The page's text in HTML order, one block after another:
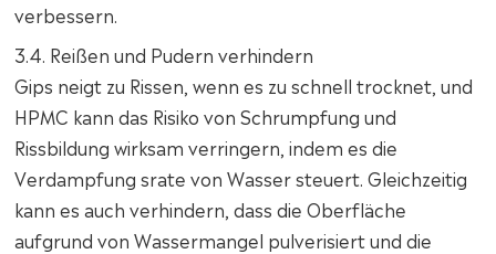
verbessern.
3.4. Reißen und Pudern verhindern
Gips neigt zu Rissen, wenn es zu schnell trocknet, und
HPMC kann das Risiko von Schrumpfung und
Rissbildung wirksam verringern, indem es die
Verdampfung srate von Wasser steuert. Gleichzeitig
kann es auch verhindern, dass die Oberfläche
aufgrund von Wassermangel pulverisiert und die